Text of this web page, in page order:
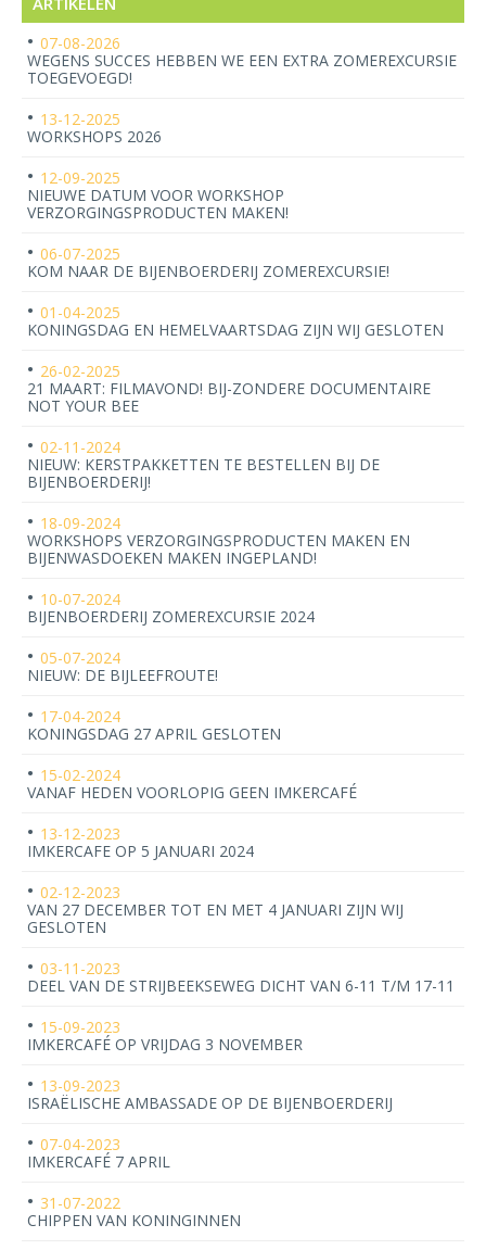
07-08-2026
WEGENS SUCCES HEBBEN WE EEN EXTRA ZOMEREXCURSIE
TOEGEVOEGD!
13-12-2025
WORKSHOPS 2026
12-09-2025
NIEUWE DATUM VOOR WORKSHOP
VERZORGINGSPRODUCTEN MAKEN!
06-07-2025
KOM NAAR DE BIJENBOERDERIJ ZOMEREXCURSIE!
01-04-2025
KONINGSDAG EN HEMELVAARTSDAG ZIJN WIJ GESLOTEN
26-02-2025
21 MAART: FILMAVOND! BIJ-ZONDERE DOCUMENTAIRE
NOT YOUR BEE
02-11-2024
NIEUW: KERSTPAKKETTEN TE BESTELLEN BIJ DE
BIJENBOERDERIJ!
18-09-2024
WORKSHOPS VERZORGINGSPRODUCTEN MAKEN EN
BIJENWASDOEKEN MAKEN INGEPLAND!
10-07-2024
BIJENBOERDERIJ ZOMEREXCURSIE 2024
05-07-2024
NIEUW: DE BIJLEEFROUTE!
17-04-2024
KONINGSDAG 27 APRIL GESLOTEN
15-02-2024
VANAF HEDEN VOORLOPIG GEEN IMKERCAFÉ
13-12-2023
IMKERCAFE OP 5 JANUARI 2024
02-12-2023
VAN 27 DECEMBER TOT EN MET 4 JANUARI ZIJN WIJ
GESLOTEN
03-11-2023
DEEL VAN DE STRIJBEEKSEWEG DICHT VAN 6-11 T/M 17-11
15-09-2023
IMKERCAFÉ OP VRIJDAG 3 NOVEMBER
13-09-2023
ISRAËLISCHE AMBASSADE OP DE BIJENBOERDERIJ
07-04-2023
IMKERCAFÉ 7 APRIL
31-07-2022
CHIPPEN VAN KONINGINNEN